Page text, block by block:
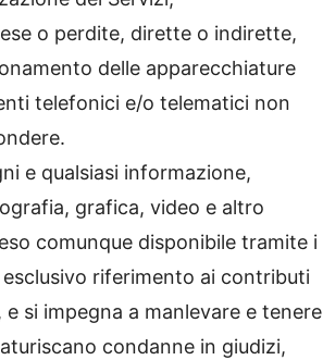
o perdite, dirette o indirette,
delle apparecchiature
telefonici e/o telematici non
e qualsiasi informazione,
grafica, video e altro
comunque disponibile tramite i
riferimento ai contributi
si impegna a manlevare e tenere
condanne in giudizi,